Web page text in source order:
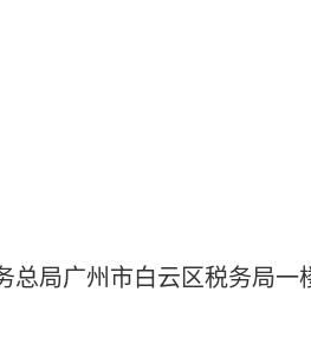
总局广州市白云区税务局一